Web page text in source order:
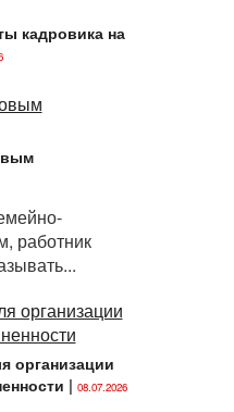
кадровика на
работник
организации
| 08.07.2026